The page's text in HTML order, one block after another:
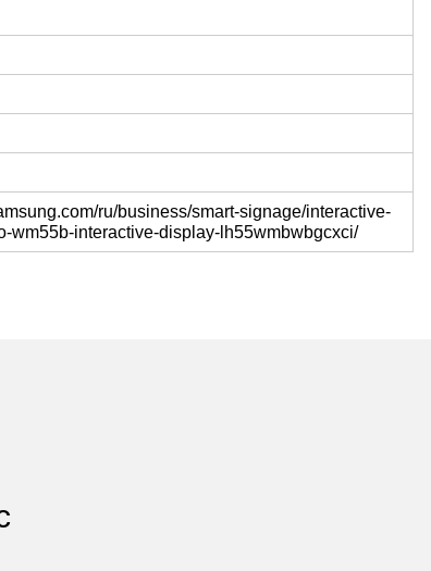
ru/business/smart-signage/interactive-
wm55b-interactive-display-lh55wmbwbgcxci/